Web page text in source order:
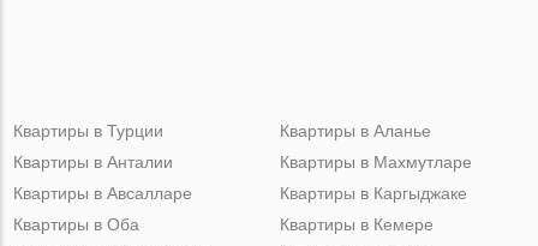
Квартиры в Турции
Квартиры в Анталии
Квартиры в Авсалларе
Квартиры в Оба
Квартиры в Аланье
Квартиры в Махмутларе
Квартиры в Каргыджаке
Квартиры в Кемере